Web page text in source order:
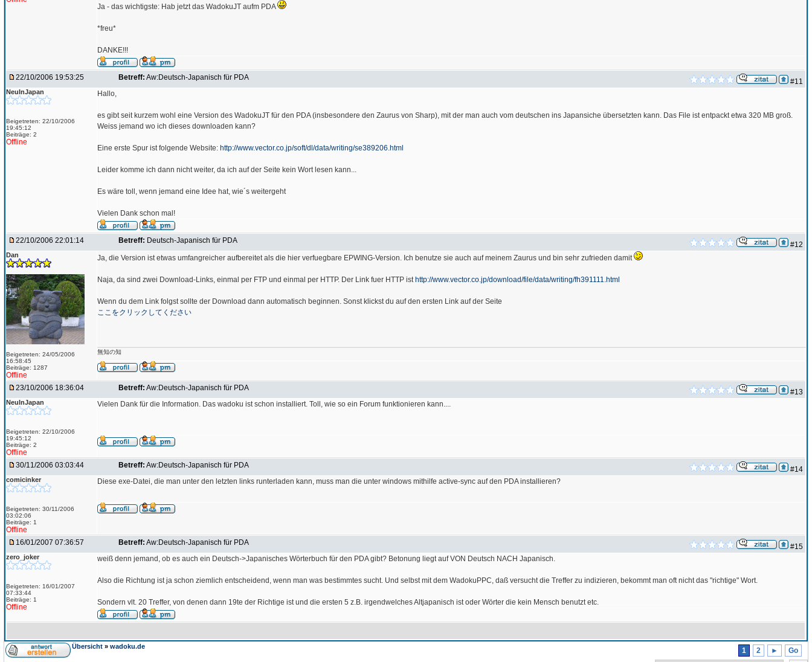
Ja - das wichtigste: Hab jetzt das WadokuJT aufm PDA
*freu*
DANKE!!!
22/10/2006 19:53:25 Betreff: Aw:Deutsch-Japanisch für PDA #11
NeuInJapan
Beigetreten: 22/10/2006
19:45:12
Beiträge: 2
Offline
Hallo,
es gibt seit kurzem wohl eine Version des WadokuJT für den PDA (insbesondere den Zaurus von Sharp), mit der man auch vom deutschen ins Japansiche übersetzten kann. Das File ist entpackt etwa 320 MB groß.
Weiss jemand wo ich dieses downloaden kann?
Eine erste Spur ist folgende Website: http://www.vector.co.jp/soft/dl/data/writing/se389206.html
Leider komme ich dann nicht weiter, da ich auf der Seite kein Wort lesen kann...
Es wäre toll, wenn jemand eine Idee hat, wie´s weitergeht
Vielen Dank schon mal!
22/10/2006 22:01:14 Betreff: Deutsch-Japanisch für PDA #12
Dan
Beigetreten: 24/05/2006
16:58:45
Beiträge: 1287
Offline
Ja, die Version ist etwas umfangreicher aufbereitet als die hier verfuegbare EPWING-Version. Ich benutze sie auch auf meinem Zaurus und bin sehr zufrieden damit
Naja, da sind zwei Download-Links, einmal per FTP und einmal per HTTP. Der Link fuer HTTP ist http://www.vector.co.jp/download/file/data/writing/fh391111.html
Wenn du dem Link folgst sollte der Download dann automatisch beginnen. Sonst klickst du auf den ersten Link auf der Seite
ここをクリックしてください
無知の知
23/10/2006 18:36:04 Betreff: Aw:Deutsch-Japanisch für PDA #13
NeuInJapan
Beigetreten: 22/10/2006
19:45:12
Beiträge: 2
Offline
Vielen Dank für die Information. Das wadoku ist schon installiert. Toll, wie so ein Forum funktionieren kann....
30/11/2006 03:03:44 Betreff: Aw:Deutsch-Japanisch für PDA #14
comicinker
Beigetreten: 30/11/2006
03:02:06
Beiträge: 1
Offline
Diese exe-Datei, die man unter den letzten links runterladen kann, muss man die unter windows mithilfe active-sync auf den PDA installieren?
16/01/2007 07:36:57 Betreff: Aw:Deutsch-Japanisch für PDA #15
zero_joker
Beigetreten: 16/01/2007
07:33:44
Beiträge: 1
Offline
weiß denn jemand, ob es auch ein Deutsch->Japanisches Wörterbuch für den PDA gibt? Betonung liegt auf VON Deutsch NACH Japanisch.
Also die Richtung ist ja schon ziemlich entscheidend, wenn man was bestimmtes sucht. Und selbst mit dem WadokuPPC, daß versucht die Treffer zu indizieren, bekommt man oft nicht das "richtige" Wort.
Sondern vlt. 20 Treffer, von denen dann 19te der Richtige ist und die ersten 5 z.B. irgendwelches Altjapanisch ist oder Wörter die kein Mensch benutzt etc.
Übersicht » wadoku.de 1 2 ► Go